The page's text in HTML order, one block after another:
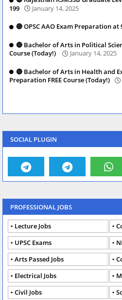
199
January 14, 2025
🔴 OPSC AAO Exam Preparation at
🔴 Bachelor of Arts in Political
Course (Today!)
January 14, 2025
🔴 Bachelor of Arts in Health and
Preparation FREE Course (Today!)
SOCIAL PLUGIN
PROFESSIONAL JOBS
Lecture Jobs
UPSC Exams
Arts Passed Jobs
Electrical Jobs
Civil Jobs